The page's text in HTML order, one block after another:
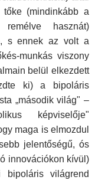
(mindinkább a
remélve hasznát)
s ennek az volt a
munkás viszony
belül elkezdett
ki) a bipoláris
„második világ" –
képviselője"
maga is elmozdul
jelentőségű, ós
in­novációkon kívül)
világrend